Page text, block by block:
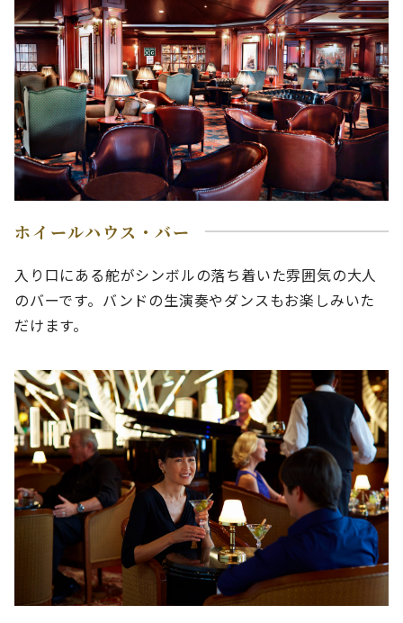
ホイールハウス・バー
入り口にある舵がシンボルの落ち着いた雰囲気の大人
のバーです。バンドの生演奏やダンスもお楽しみいた
だけます。